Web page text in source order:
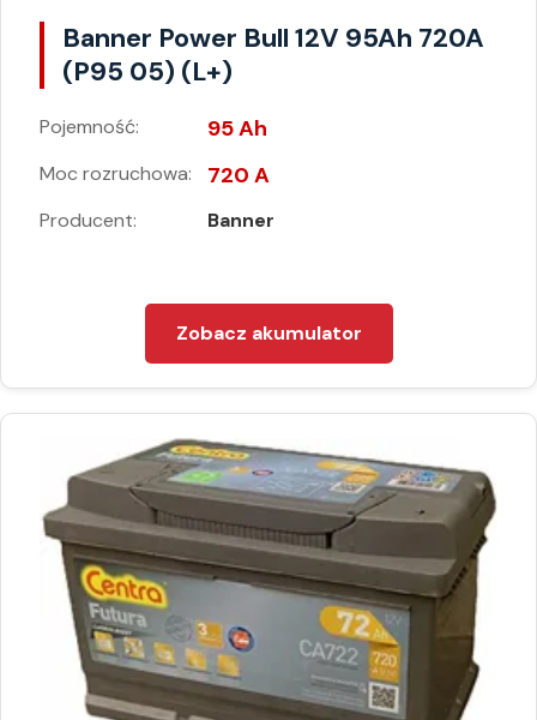
Banner Power Bull 12V 95Ah 720A
(P95 05) (L+)
Pojemność: 95 Ah
Moc rozruchowa: 720 A
Producent: Banner
Zobacz akumulator